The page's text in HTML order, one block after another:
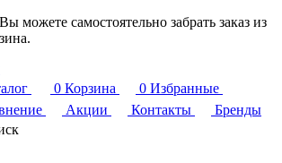
можете самостоятельно забрать заказ из
0 Корзина 0 Избранные
Акции Контакты
Бренды